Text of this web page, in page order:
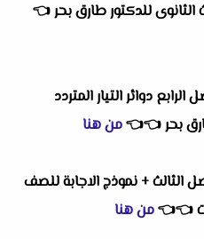
للدكتور طارق بحر👈
دوائر التيار المتردد
بحر👈
👈من هنا
الثالث + نموذج الاجابة للصف
👈
👈من هنا